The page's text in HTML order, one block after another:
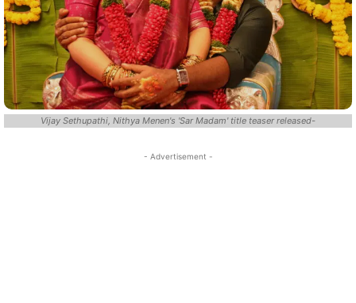
Vijay Sethupathi, Nithya Menen's 'Sar Madam' title teaser released-
- Advertisement -